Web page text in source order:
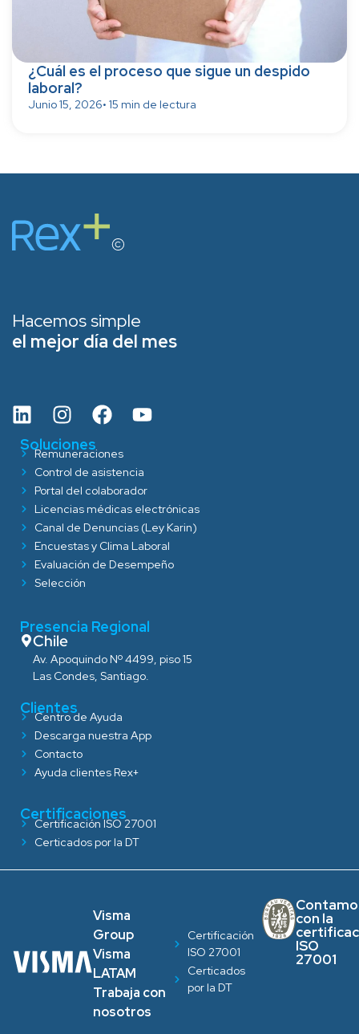
¿Cuál es el proceso que sigue un despido
laboral?
Junio 15, 2026• 15 min de lectura
Hacemos simple
el mejor día del mes
Soluciones
Remuneraciones
Control de asistencia
Portal del colaborador
Licencias médicas electrónicas
Canal de Denuncias (Ley Karin)
Encuestas y Clima Laboral
Evaluación de Desempeño
Selección
Presencia Regional
Chile
Av. Apoquindo Nº 4499, piso 15
Las Condes, Santiago.
Clientes
Centro de Ayuda
Descarga nuestra App
Contacto
Ayuda clientes Rex+
Certificaciones
Certificación ISO 27001
Certicados por la DT
Visma
Group
Visma
LATAM
Trabaja con
nosotros
Certificación
ISO 27001
Certicados
por la DT
con la
ISO
27001